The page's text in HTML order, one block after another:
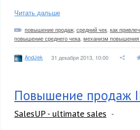
Читать дальше
повышение продаж средний чек как
повышение среднего чека механизм повышения
AndJek 31 декабря 2013, 10:00
Повышение продаж
SalesUP - ultimate sales